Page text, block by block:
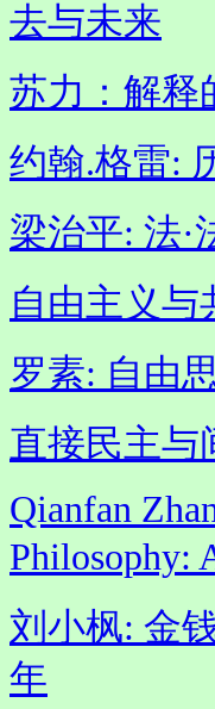
去与未来
苏力：解
约翰.格雷:
梁治平: 法·
自由主义
罗素: 自由
直接民主与
Qianfan
Philosophy:
刘小枫: 金
年